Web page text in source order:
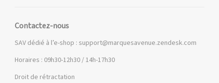
Contactez-nous
SAV dédié à l’e-shop : support@marquesavenue.zendesk.com
Horaires : 09h30-12h30 / 14h-17h30
Droit de rétractation